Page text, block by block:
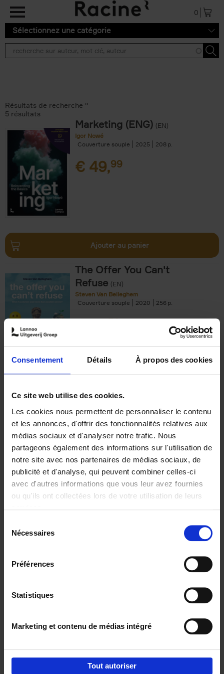
Consentement Détails À propos des cookies
Ce site web utilise des cookies.
Les cookies nous permettent de personnaliser le contenu
et les annonces, d'offrir des fonctionnalités relatives aux
médias sociaux et d'analyser notre trafic. Nous
partageons également des informations sur l'utilisation de
notre site avec nos partenaires de médias sociaux, de
publicité et d'analyse, qui peuvent combiner celles-ci
avec d'autres informations que vous leur avez fournies
ou qu'ils ont collectées lors de votre utilisation de leurs
Nécessaires
Préférences
Statistiques
Marketing et contenu de médias intégré
Tout autoriser
Aller au contenu principal
0
Sélectionnez une catégorie
Résultats de recherche ''
5 résultats
Marketing (ENG) (EN)
Igor Nowé
Couverture souple
2025 208
€ 49,99
Ajouter au panier
The Offer You Can't
Refuse (EN)
Steven Van Belleghem
Couverture souple
2020 256
€37,50
Building Bonds = Building
Business
Jochen Roef Jozefien De Feyter
Carolien Boom
Couverture souple
2025 200
€29,99
Digital marketing like a PRO -
completely revised edition (EN)